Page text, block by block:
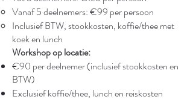
Vanaf 5 deelnemers: €99 per persoon
Inclusief BTW, stookkosten, koffie/thee met
koek en lunch
Workshop op locatie:
€90 per deelnemer (inclusief stookkosten en
BTW)
Exclusief koffie/thee, lunch en reiskosten